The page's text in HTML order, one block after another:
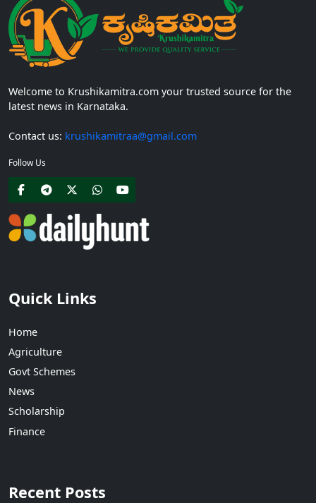
Welcome to Krushikamitra.com your trusted source for the
latest news in Karnataka.
Contact us: krushikamitraa@gmail.com
Follow Us
Quick Links
Home
Agriculture
Govt Schemes
News
Scholarship
Finance
Recent Posts